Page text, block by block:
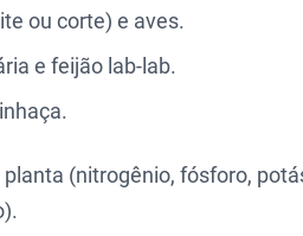
ou corte) e aves.
e feijão lab-lab.
planta (nitrogênio, fósforo,